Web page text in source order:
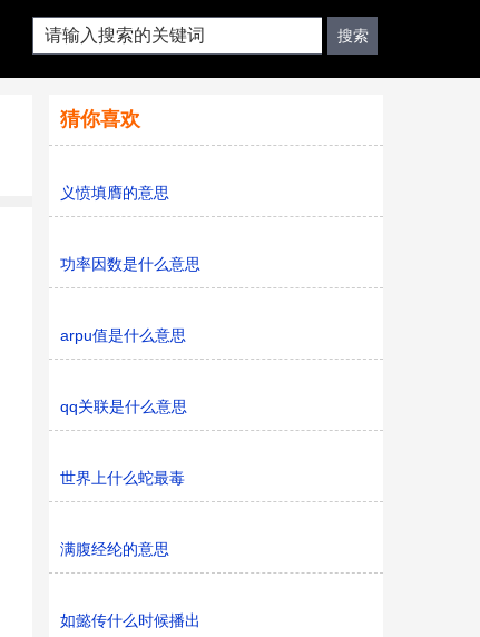
猜你喜欢
义愤填膺的意思
功率因数是什么意思
arpu值是什么意思
qq关联是什么意思
世界上什么蛇最毒
满腹经纶的意思
如懿传什么时候播出